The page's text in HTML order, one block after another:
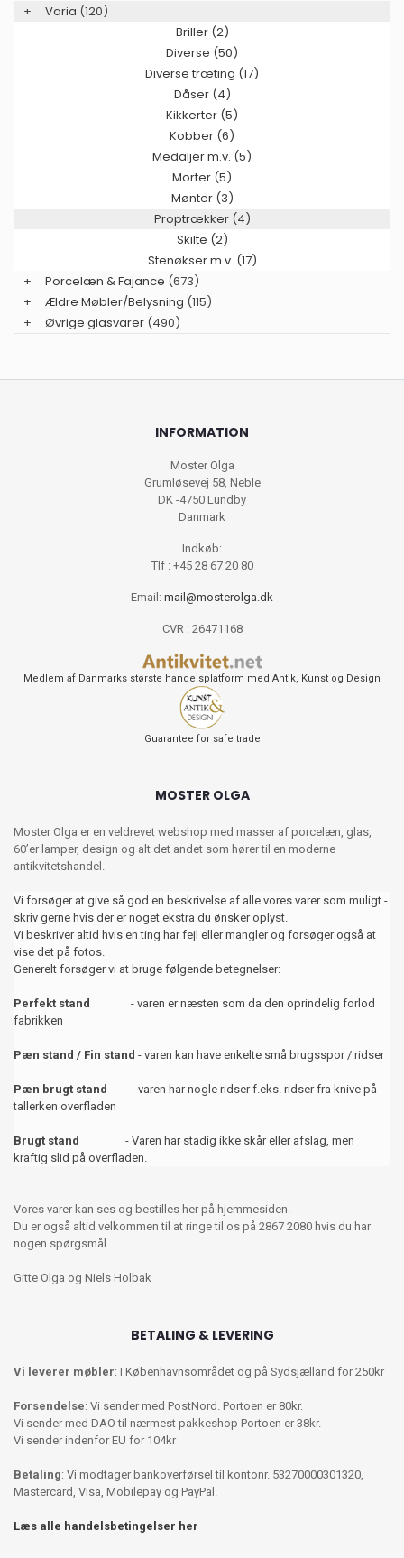
+
Varia (120)
Briller (2)
Diverse (50)
Diverse træting (17)
Dåser (4)
Kikkerter (5)
Kobber (6)
Medaljer m.v. (5)
Morter (5)
Mønter (3)
Proptrækker (4)
Skilte (2)
Stenøkser m.v. (17)
+
Porcelæn & Fajance (673)
+
Ældre Møbler/Belysning (115)
+
Øvrige glasvarer (490)
INFORMATION
Moster Olga
Grumløsevej 58, Neble
DK -4750 Lundby
Danmark
Indkøb:
Tlf : +45 28 67 20 80
Email: mail@mosterolga.dk
CVR : 26471168
Medlem af Danmarks største handelsplatform med Antik, Kunst og Design
Guarantee for safe trade
MOSTER OLGA
Moster Olga er en veldrevet webshop med masser af porcelæn, glas,
60’er lamper, design og alt det andet som hører til en moderne
antikvitetshandel.
Vi forsøger at give så god en beskrivelse af alle vores varer som muligt -
skriv gerne hvis der er noget ekstra du ønsker oplyst.
Vi beskriver altid hvis en ting har fejl eller mangler og forsøger også at
vise det på fotos.
Generelt forsøger vi at bruge følgende betegnelser:
Perfekt stand - varen er næsten som da den oprindelig forlod
fabrikken
Pæn stand / Fin stand - varen kan have enkelte små brugsspor / ridser
Pæn brugt stand
- varen har nogle ridser f.eks. ridser fra knive på
tallerken overfladen
Brugt stand
- Varen har stadig ikke skår eller afslag, men
kraftig slid på overfladen.
Vores varer kan ses og bestilles her på hjemmesiden.
Du er også altid velkommen til at ringe til os på 2867 2080 hvis du har
nogen spørgsmål.
Gitte Olga og Niels Holbak
BETALING & LEVERING
Vi leverer møbler: I Københavnsområdet og på Sydsjælland for 250kr
Forsendelse: Vi sender med PostNord. Portoen er 80kr.
Vi sender med DAO til nærmest pakkeshop Portoen er 38kr.
Vi sender indenfor EU for 104kr
Betaling: Vi modtager bankoverførsel til kontonr. 53270000301320,
Mastercard, Visa, Mobilepay og PayPal.
Læs alle handelsbetingelser her